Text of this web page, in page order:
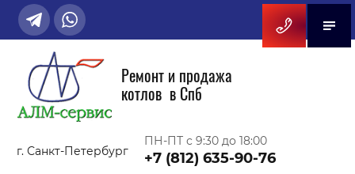
Ремонт и продажа
котлов в Спб
г. Санкт-Петербург
ПН-ПТ с 9:30 до 18:00
+7 (812) 635-90-76